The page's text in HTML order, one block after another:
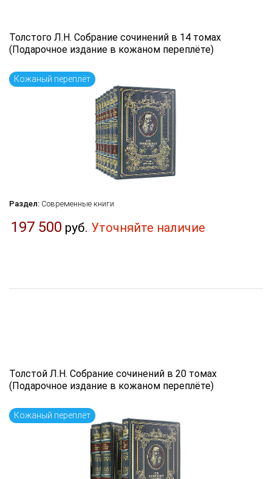
Толстого Л.Н. Собрание сочинений в 14 томах
(Подарочное издание в кожаном переплёте)
Кожаный переплёт
Раздел: Современные книги
197 500 руб. Уточняйте наличие
Толстой Л.Н. Собрание сочинений в 20 томах
(Подарочное издание в кожаном переплёте)
Кожаный переплёт